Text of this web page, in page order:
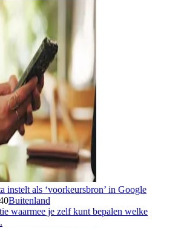
instelt als ‘voorkeursbron’ in Google
Buitenland
waarmee je zelf kunt bepalen welke